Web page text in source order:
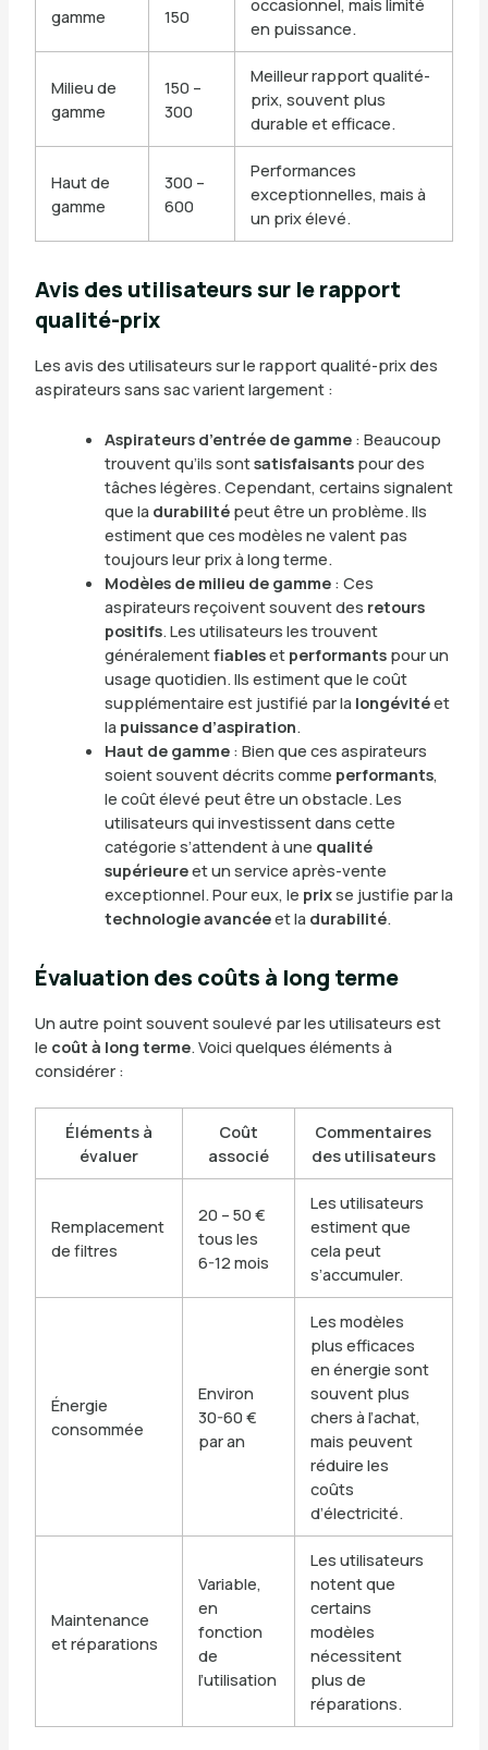
gamme
150
occasionnel, mais limité
en puissance.
Milieu de
gamme
150 –
300
Meilleur rapport qualité-
prix, souvent plus
durable et efficace.
Haut de
gamme
300 –
600
Performances
exceptionnelles, mais à
un prix élevé.
Avis des utilisateurs sur le rapport
qualité-prix
Les avis des utilisateurs sur le rapport qualité-prix des
aspirateurs sans sac varient largement :
Aspirateurs d’entrée de gamme: Beaucoup
trouvent qu’ils sontsatisfaisantspour des
tâches légères. Cependant, certains signalent
que la durabilitépeut être un problème. Ils
estiment que ces modèles ne valent pas
toujours leur prix à long terme.
Modèles de milieu de gamme: Ces
aspirateurs reçoivent souvent des retours
positifs. Les utilisateurs les trouvent
généralementfiableset performantspour un
usage quotidien. Ils estiment que le coût
supplémentaire est justifié par la longévitéet
la puissance d’aspiration.
Haut de gamme: Bien que ces aspirateurs
soient souvent décrits comme performants,
le coût élevé peut être un obstacle. Les
utilisateurs qui investissent dans cette
catégorie s’attendent à une qualité
supérieureet un service après-vente
exceptionnel. Pour eux, le prixse justifie par la
technologie avancéeet la durabilité.
Évaluation des coûts à long terme
Un autre point souvent soulevé par les utilisateurs est
le coût à long terme. Voici quelques éléments à
considérer :
Éléments à
évaluer
Coût
associé
Commentaires
des utilisateurs
Remplacement
de filtres
20 – 50 €
tous les
6-12 mois
Les utilisateurs
estiment que
cela peut
s’accumuler.
Énergie
consommée
Environ
30-60 €
par an
Les modèles
plus efficaces
en énergie sont
souvent plus
chers à l’achat,
mais peuvent
réduire les
coûts
d’électricité.
Maintenance
et réparations
Variable,
en
fonction
de
l’utilisation
Les utilisateurs
notent que
certains
modèles
nécessitent
plus de
réparations.